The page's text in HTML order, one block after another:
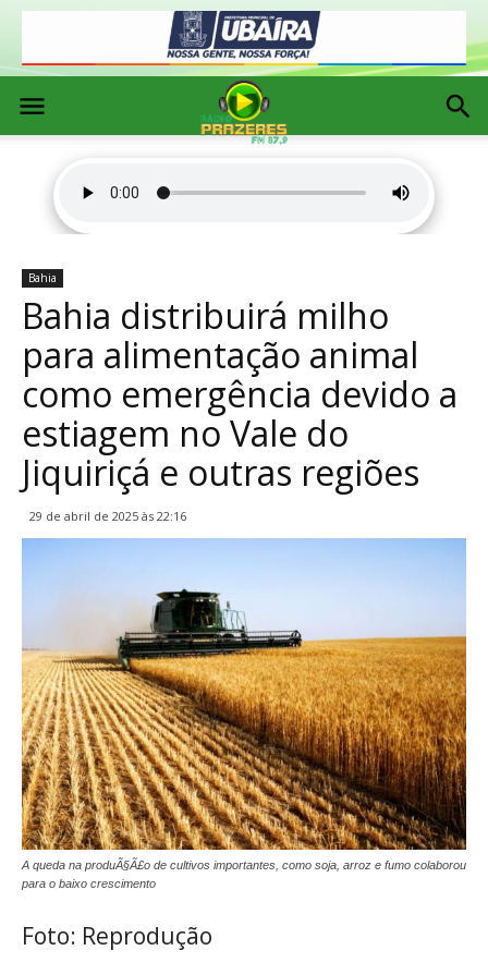
Bahia
Bahia distribuirá milho
para alimentação animal
como emergência devido a
estiagem no Vale do
Jiquiriçá e outras regiões
29 de abril de 2025 às 22:16
A queda na produÃ§Ã£o de cultivos importantes, como soja, arroz e fumo colaborou
para o baixo crescimento
Foto: Reprodução